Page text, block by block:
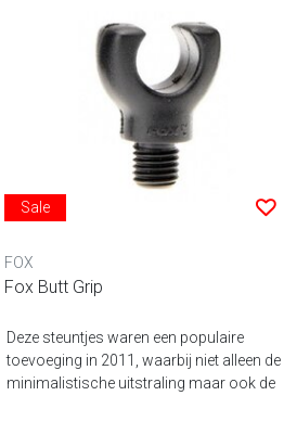
Sale
FOX
Fox Butt Grip
Deze steuntjes waren een populaire
toevoeging in 2011, waarbij niet alleen de
minimalistische uitstraling maar ook de